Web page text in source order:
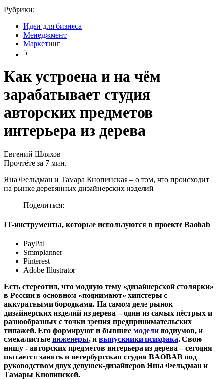
Рубрики:
Идеи для бизнеса
Менеджмент
Маркетинг
5
Как устроена и на чём
зарабатывает студия
авторских предметов
интерьера из дерева
Евгений Шляхов
Прочтёте за 7 мин.
Яна Фельдман и Тамара Кнопинская – о том, что происходит
на рынке деревянных дизайнерских изделий
Поделиться:
IT-инструменты, которые используются в проекте Baobab
PayPal
Smmplanner
Pinterest
Adobe Illustrator
Есть стереотип, что модную тему «дизайнерской столярки»
в России в основном «поднимают» хипстеры с
аккуратными бородками. На самом деле рынок
дизайнерских изделий из дерева – один из самых пёстрых и
разнообразных с точки зрения предпринимательских
типажей. Его формируют и бывшие модели подиумов, и
смекалистые инженеры, и выпускники психфака. Свою
нишу - авторских предметов интерьера из дерева – сегодня
пытается занять и петербургская студия BAOBAB под
руководством двух девушек-дизайнеров Яны Фельдман и
Тамары Кнопинской.